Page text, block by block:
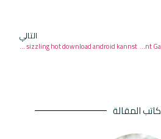
Respected Gambling establishment Gambling Publication for 31+ Years
التالي
Entdecke wie gleichfalls du erreichbar taverne saldieren sizzling hot download android kannst
كاتب المقالة